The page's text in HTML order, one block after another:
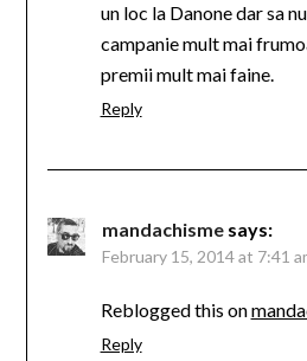
un loc la Danone dar sa
campanie mult mai
premii mult mai faine.
Reply
mandachisme says:
February 15, 2014 at 7:41
Reblogged this on
Reply